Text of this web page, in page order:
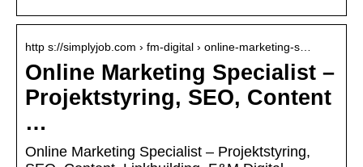
http s://simplyjob.com › fm-digital › online-marketing-s…
Online Marketing Specialist –
Projektstyring, SEO, Content
…
Online Marketing Specialist – Projektstyring,